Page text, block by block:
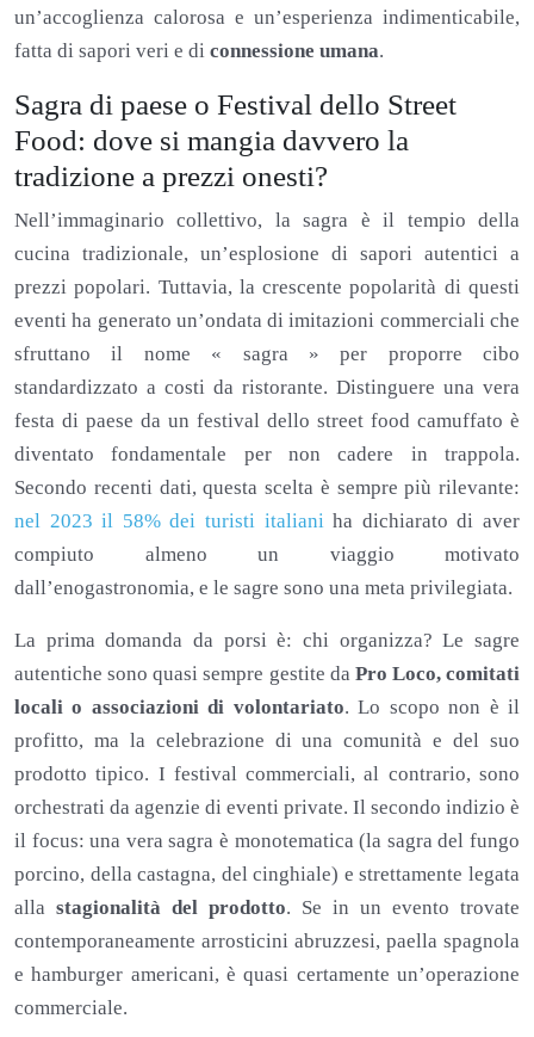
un’accoglienza calorosa e un’esperienza indimenticabile,
fatta di sapori veri e di connessione umana.
Sagra di paese o Festival dello Street
Food: dove si mangia davvero la
tradizione a prezzi onesti?
Nell’immaginario collettivo, la sagra è il tempio della
cucina tradizionale, un’esplosione di sapori autentici a
prezzi popolari. Tuttavia, la crescente popolarità di questi
eventi ha generato un’ondata di imitazioni commerciali che
sfruttano il nome « sagra » per proporre cibo
standardizzato a costi da ristorante. Distinguere una vera
festa di paese da un festival dello street food camuffato è
diventato fondamentale per non cadere in trappola.
Secondo recenti dati, questa scelta è sempre più rilevante:
nel 2023 il 58% dei turisti italianiha dichiarato di aver
compiuto almeno un viaggio motivato
dall’enogastronomia, e le sagre sono una meta privilegiata.
La prima domanda da porsi è: chi organizza? Le sagre
autentiche sono quasi sempre gestite da Pro Loco, comitati
locali o associazioni di volontariato. Lo scopo non è il
profitto, ma la celebrazione di una comunità e del suo
prodotto tipico. I festival commerciali, al contrario, sono
orchestrati da agenzie di eventi private. Il secondo indizio è
il focus: una vera sagra è monotematica (la sagra del fungo
porcino, della castagna, del cinghiale) e strettamente legata
alla stagionalità del prodotto. Se in un evento trovate
contemporaneamente arrosticini abruzzesi, paella spagnola
e hamburger americani, è quasi certamente un’operazione
commerciale.